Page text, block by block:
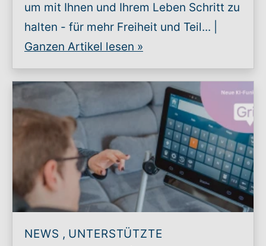
um mit Ihnen und Ihrem Leben Schritt zu
halten - für mehr Freiheit und Teil... |
Ganzen Artikel lesen »
NEWS , UNTERSTÜTZTE